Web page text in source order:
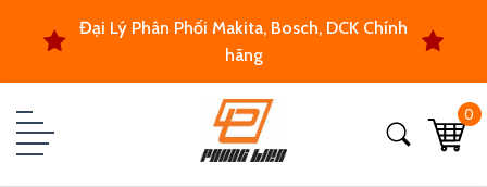
Đại Lý Phân Phối Makita, Bosch, DCK Chính
hãng
0